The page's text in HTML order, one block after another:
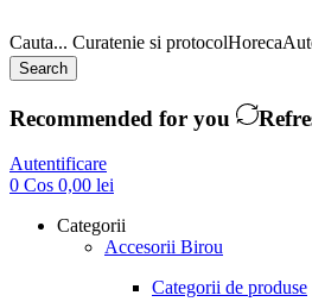
Cauta... Curatenie si protocolHoreca
Search
Recommended for you
Autentificare
0 Cos 0,00 lei
Categorii
Accesorii Birou
Categorii de produse